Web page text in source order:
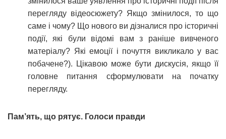
перегляду відеосюжету? Якщо змінилося, то що
саме і чому? Що нового ви дізналися про історичні
події, які були відомі вам з раніше вивченого
матеріалу? Які емоції і почуття викликало у вас
побачене?). Цікавою може бути дискусія, якщо її
головне питання сформулювати на початку
перегляду.
Пам’ять, що рятує. Голоси правди